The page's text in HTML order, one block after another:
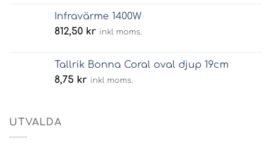
Infravärme 1400W
812,50 kr inkl moms.
Tallrik Bonna Coral oval djup 19cm
8,75 kr inkl moms.
UTVALDA